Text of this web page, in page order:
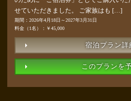
せていただきました。 ご家族はも […]
期間：2026年4月18日～2027年3月31日
料金（1名）：￥45,000
宿泊プラン詳
このプランを